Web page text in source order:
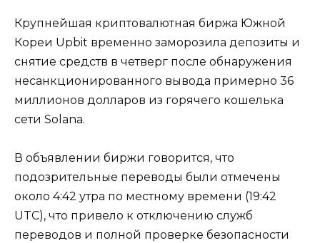
Крупнейшая криптовалютная биржа Южной
Кореи Upbit временно заморозила депозиты и
снятие средств в четверг после обнаружения
несанкционированного вывода примерно 36
миллионов долларов из горячего кошелька
сети Solana.
В объявлении биржи говорится, что
подозрительные переводы были отмечены
около 4:42 утра по местному времени (19:42
UTC), что привело к отключению служб
переводов и полной проверке безопасности